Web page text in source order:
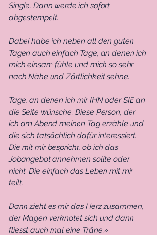
Single. Dann werde ich sofort
abgestempelt.
Dabei habe ich neben all den guten
Tagen auch einfach Tage, an denen ich
mich einsam fühle und mich so sehr
nach Nähe und Zärtlichkeit sehne.
Tage, an denen ich mir IHN oder SIE an
die Seite wünsche. Diese Person, der
ich am Abend meinen Tag erzähle und
die sich tatsächlich dafür interessiert.
Die mit mir bespricht, ob ich das
Jobangebot annehmen sollte oder
nicht. Die einfach das Leben mit mir
teilt.
Dann zieht es mir das Herz zusammen,
der Magen verknotet sich und dann
fliesst auch mal eine Träne.»